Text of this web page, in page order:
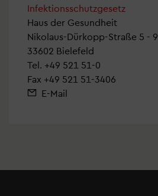
Infektionsschutzgesetz
Haus der Gesundheit
Nikolaus-Dürkopp-Straße 5 - 9
33602 Bielefeld
Tel. +49 521 51-0
Fax +49 521 51-3406
E-Mail